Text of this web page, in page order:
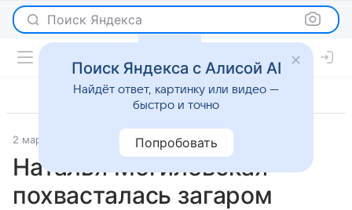
Поиск Яндекса
2 марта 2016
Наталья Могилевская
похвасталась загаром
Поиск Яндекса с Алисой AI
Найдёт ответ, картинку или видео —
быстро и точно
Попробовать